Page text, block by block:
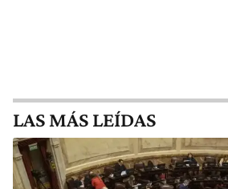
LAS MÁS LEÍDAS